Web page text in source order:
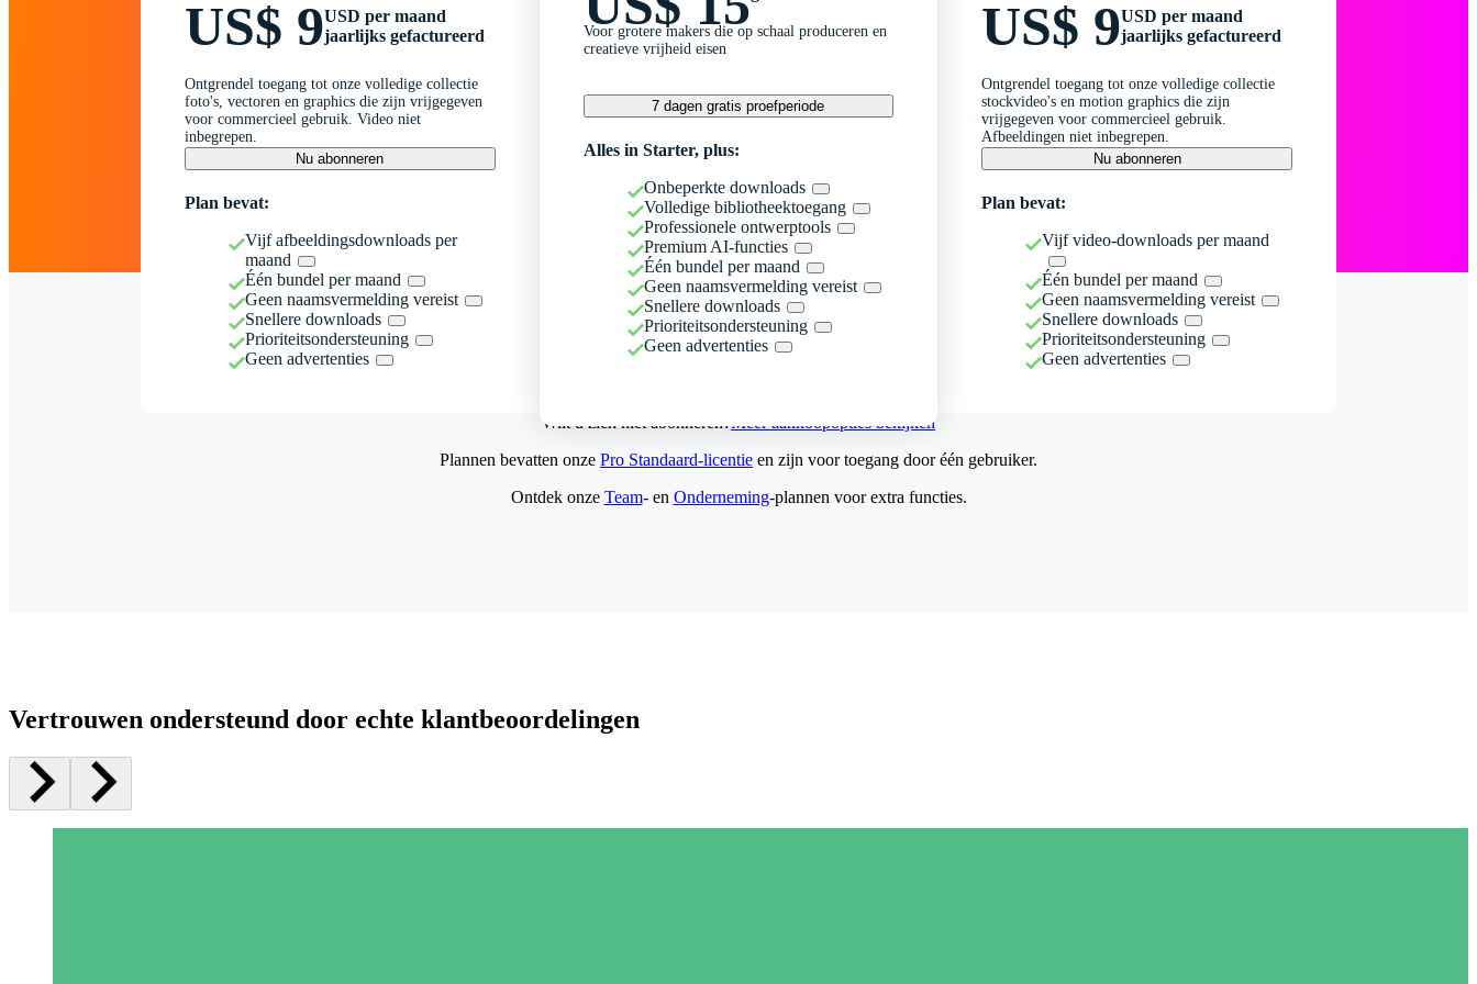
US$ 9USD per maand
jaarlijks gefactureerd
Ontgrendel toegang tot onze volledige collectie
foto's, vectoren en graphics die zijn vrijgegeven
voor commercieel gebruik. Video niet
inbegrepen.
Nu abonneren
Plan bevat:
Vijf afbeeldingsdownloads per
maand
Één bundel per maand
Geen naamsvermelding vereist
Snellere downloads
Prioriteitsondersteuning
Geen advertenties
Voor grotere makers die op schaal produceren en
creatieve vrijheid eisen
7 dagen gratis proefperiode
Alles in Starter, plus:
Onbeperkte downloads
Volledige bibliotheektoegang
Professionele ontwerptools
Premium AI-functies
Één bundel per maand
Geen naamsvermelding vereist
Snellere downloads
Prioriteitsondersteuning
Geen advertenties
US$ 9USD per maand
jaarlijks gefactureerd
Ontgrendel toegang tot onze volledige collectie
stockvideo's en motion graphics die zijn
vrijgegeven voor commercieel gebruik.
Afbeeldingen niet inbegrepen.
Nu abonneren
Plan bevat:
Vijf video-downloads per maand
Één bundel per maand
Geen naamsvermelding vereist
Snellere downloads
Prioriteitsondersteuning
Geen advertenties
Wilt u zich niet abonneren?Meer aankoopopties bekijken
Plannen bevatten onze Pro Standaard-licentie en zijn voor toegang door één gebruiker.
Ontdek onze Team- en Onderneming-plannen voor extra functies.
Vertrouwen ondersteund door echte klantbeoordelingen